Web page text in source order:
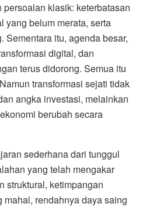
klasik: keterbatasan
yang belum merata, serta
Sementara itu, agenda besar,
digital, dan
terus didorong. Semua itu
transformasi sejati tidak
angka investasi, melainkan
berubah secara
sederhana dari tunggul
yang telah mengakar
struktural, ketimpangan
rendahnya daya saing